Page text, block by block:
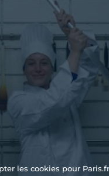
les cookies pour